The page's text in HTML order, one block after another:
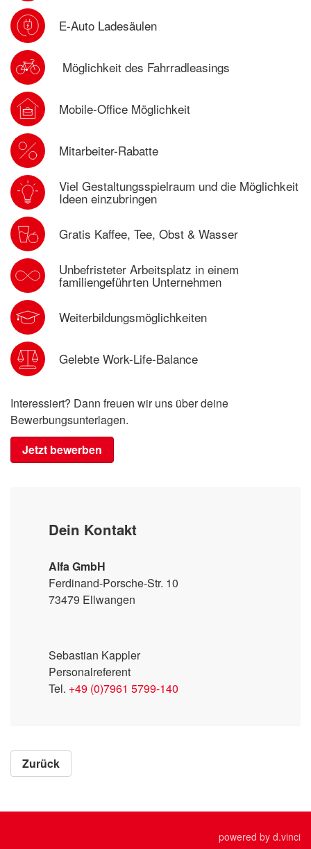
E-Auto Ladesäulen
Möglichkeit des Fahrradleasings
Mobile-Office Möglichkeit
Mitarbeiter-Rabatte
Viel Gestaltungsspielraum und die Möglichkeit
Ideen einzubringen
Gratis Kaffee, Tee, Obst & Wasser
Unbefristeter Arbeitsplatz in einem
familiengeführten Unternehmen
Weiterbildungsmöglichkeiten
Gelebte Work-Life-Balance
Interessiert? Dann freuen wir uns über deine
Bewerbungsunterlagen.
Jetzt bewerben
Dein Kontakt
Alfa GmbH
Ferdinand-Porsche-Str. 10
73479 Ellwangen
Sebastian Kappler
Personalreferent
Tel. +49 (0)7961 5799-140
Zurück
powered by d.vinci